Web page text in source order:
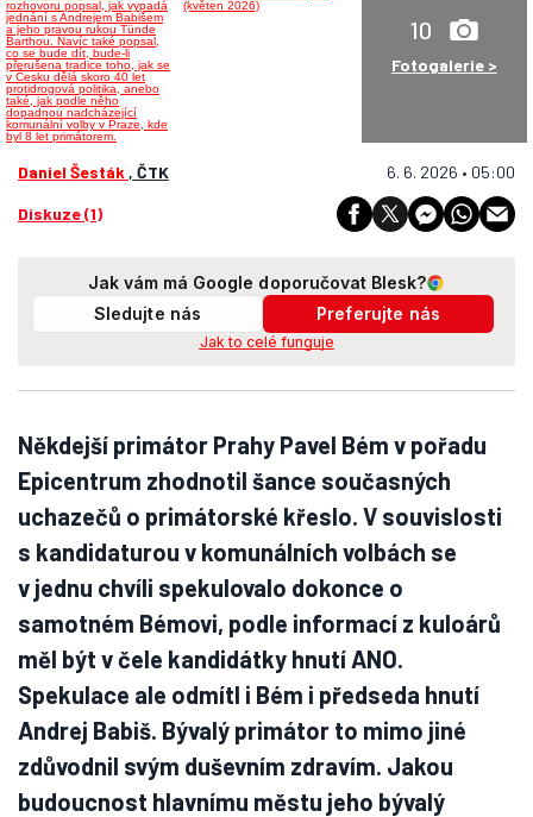
10
Fotogalerie >
Daniel Šesták , ČTK 6. 6. 2026 • 05:00
Diskuze (1)
Jak vám má Google doporučovat Blesk?
Sledujte nás
Preferujte nás
Jak to celé funguje
Někdejší primátor Prahy Pavel Bém v pořadu
Epicentrum zhodnotil šance současných
uchazečů o primátorské křeslo. V souvislosti
s kandidaturou v komunálních volbách se
v jednu chvíli spekulovalo dokonce o
samotném Bémovi, podle informací z kuloárů
měl být v čele kandidátky hnutí ANO.
Spekulace ale odmítl i Bém i předseda hnutí
Andrej Babiš. Bývalý primátor to mimo jiné
zdůvodnil svým duševním zdravím. Jakou
budoucnost hlavnímu městu jeho bývalý